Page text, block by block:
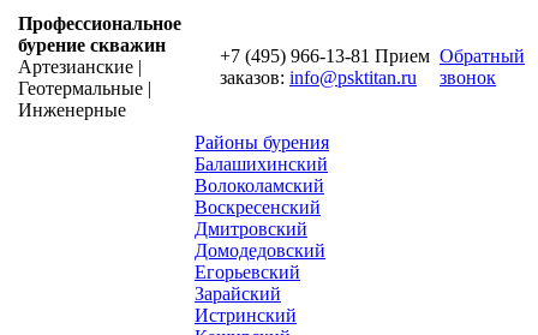
Профессиональное
бурение скважин
Артезианские |
Геотермальные |
Инженерные
+7 (495) 966-13-81 Прием
заказов: info@psktitan.ru
Обратный
звонок
Районы бурения
Балашихинский
Волоколамский
Воскресенский
Дмитровский
Домодедовский
Егорьевский
Зарайский
Истринский